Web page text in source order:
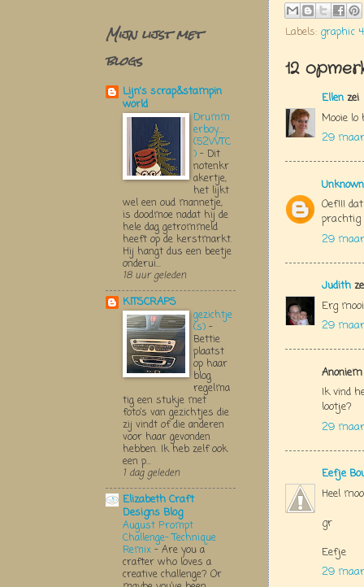
Labels: graphic
12
Ellen zei
Mooie lo
29
Unknown
Oef!!!
prachtig
29
Judith
Erg
29
Ik vind
lootje?
29
Eefje
Heel
gr
Eefje
29
Mijn lijst met
blogs
Lijn's scrap&stampin
world
Drumm
erboy....
(52WTC
) - Dit
notenkr
akertje,
het lijkt
wel een oud mannetje,
is doodmoe nadat hij de
hele dag getrommeld
heeft op de kerstmarkt.
Hij hangt dus een beetje
onderui...
18 uur geleden
KITSCRAPS
gezichtje
(s) -
Bettie
plaatst
op haar
blog
regelma
tig een stukje met
foto’s van gezichtjes die
zij vindt of die anderen
voor haar gevonden
hebben. Ik heb zelf ook
een p...
1 dag geleden
Elizabeth Craft
Designs Blog
August Prompt
Challenge- Technique
Remix - Are you a
crafter who loves a
creative challenge? Or